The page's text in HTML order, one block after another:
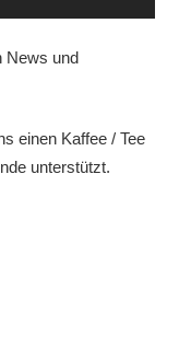
News und
einen Kaffee / Tee
unterstützt.